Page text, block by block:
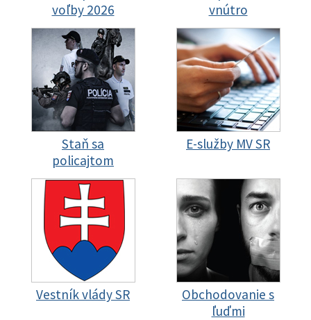
voľby 2026
vnútro
Staň sa
policajtom
E-služby MV SR
Vestník vlády SR
Obchodovanie s
ľuďmi